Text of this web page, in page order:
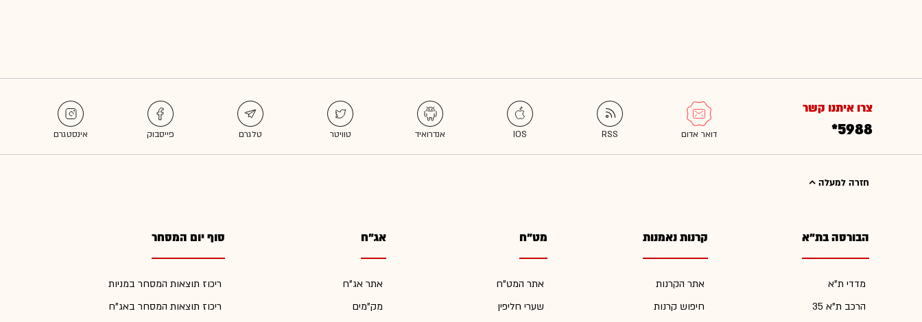
צרו איתנו קשר
*5988
חזרה למעלה
הבורסה בת"א
מדדי ת"א
הרכב ת"א 35
קרנות נאמנות
אתר הקרנות
חיפוש קרנות
מט"ח
אתר המט"ח
שערי חליפין
אג"ח
אתר אג"ח
מק"מים
סוף יום המסחר
ריכוז תוצאות המסחר במניות
ריכוז תוצאות המסחר באג"ח